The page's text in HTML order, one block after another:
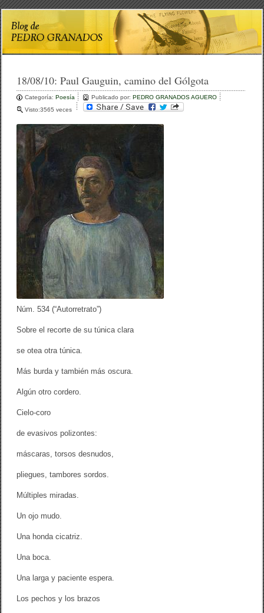
18/08/10:Paul Gauguin, camino del Gólgota
Categoría:Poesía Publicado por:PEDRO GRANADOS AGUERO
Visto:3565 veces
Núm. 534 (“Autorretrato”)
Sobre el recorte de su túnica clara
se otea otra túnica.
Más burda y también más oscura.
Algún otro cordero.
Cielo-coro
de evasivos polizontes:
máscaras, torsos desnudos,
pliegues, tambores sordos.
Múltiples miradas.
Un ojo mudo.
Una honda cicatriz.
Una boca.
Una larga y paciente espera.
Los pechos y los brazos